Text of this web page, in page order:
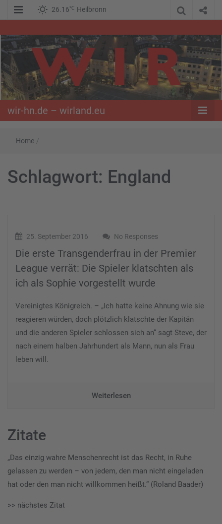
26.16℃ Heilbronn
wir-hn.de –
wirland.eu
wir-hn.de – wirland.eu
Home /
Schlagwort: England
25. September 2016 No Responses
Die erste Transgenderfrau in der Premier
League verrät: Die Spieler klatschten als
ich als Sophie vorgestellt wurde
Vereinigtes Königreich. – „Ich hatte keine Ahnung wie sie
reagieren würden, doch plötzlich klatschte der Kapitän
und die anderen Spieler schlossen sich an“ sagt Steve, der
nach einem halben Jahrhundert als Mann, nun als Frau
leben will.
Weiterlesen
Zitate
„Das einzig wahre Menschenrecht ist das Recht, in Ruhe
gelassen zu werden – von jedem, den man nicht eingeladen
hat oder den man nicht willkommen heißt.“ (Roland Baader)
>> nächstes Zitat